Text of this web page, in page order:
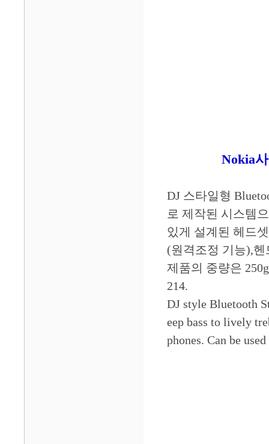
Nokia
DJ 스타일형
로 제작된 시스템
있게 설계된 헤드
(원격조정 기능),헨
제품의 중량은
214.
DJ style Bluetooth
eep bass to lively
phones. Can be